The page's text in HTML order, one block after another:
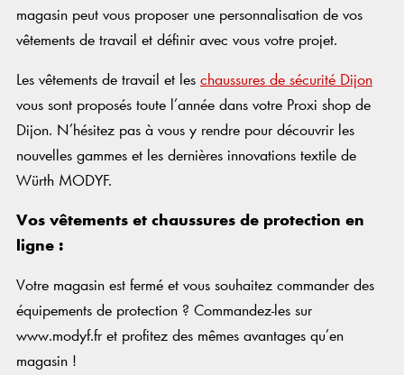
magasin peut vous proposer une personnalisation de vos
vêtements de travail et définir avec vous votre projet.
Les vêtements de travail et les chaussures de sécurité Dijon
vous sont proposés toute l’année dans votre Proxi shop de
Dijon. N’hésitez pas à vous y rendre pour découvrir les
nouvelles gammes et les dernières innovations textile de
Würth MODYF.
Vos vêtements et chaussures de protection en
ligne :
Votre magasin est fermé et vous souhaitez commander des
équipements de protection ? Commandez-les sur
www.modyf.fr et profitez des mêmes avantages qu’en
magasin !